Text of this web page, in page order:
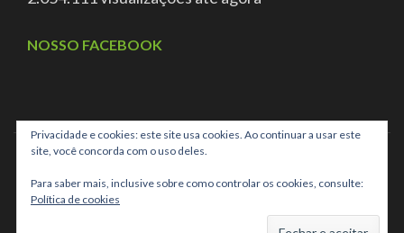
NOSSO FACEBOOK
CNPJ: 03.025.707/0001-40 ASSOC DE PAIS AMIGOS DOS
School Zone |
Privacidade e cookies: este site usa cookies. Ao continuar a usar este
site, você concorda com o uso deles.
Para saber mais, inclusive sobre como controlar os cookies, consulte:
Política de cookies